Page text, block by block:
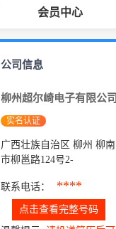
会员中心
公司信息
柳州超尔崎电子有限公司
实名认证
广西壮族自治区 柳州 柳
市柳邕路124号2-
联系电话： ****
点击查看完整号码